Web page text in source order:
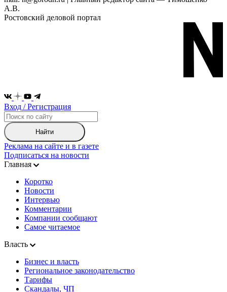
А.В.
Ростовский деловой портал
Вход / Регистрация
Найти
Реклама на сайте и в газете
Подписаться на новости
Главная
Коротко
Новости
Интервью
Комментарии
Компании сообщают
Самое читаемое
Власть
Бизнес и власть
Региональное законодательство
Тарифы
Скандалы, ЧП